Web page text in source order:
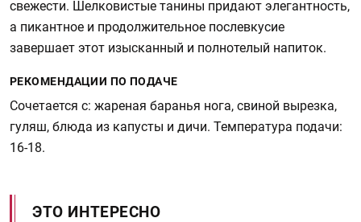
свежести. Шелковистые танины придают элегантность,
а пикантное и продолжительное послевкусие
завершает этот изысканный и полнотелый напиток.
РЕКОМЕНДАЦИИ ПО ПОДАЧЕ
Сочетается c: жареная баранья нога, свиной вырезка,
гуляш, блюда из капусты и дичи. Температура подачи:
16-18.
ЭТО ИНТЕРЕСНО